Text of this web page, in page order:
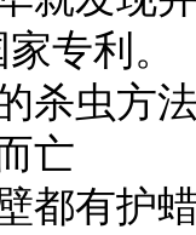
专利。
虫方
亡
有护蜡